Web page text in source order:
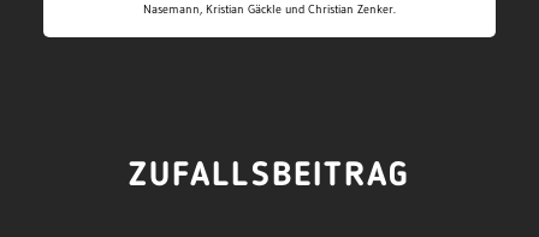
Nasemann, Kristian Gäckle und Christian Zenker.
ZUFALLSBEITRAG